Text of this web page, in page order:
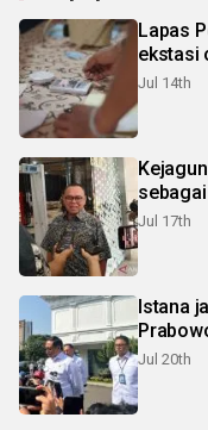
Lapas
ekstasi
Jul 14th
Jul 17th
Istana
Jul 20th